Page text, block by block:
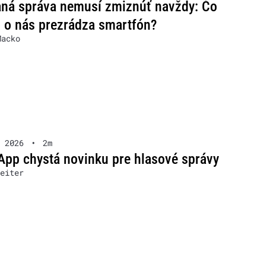
správa nemusí zmiznúť navždy: Čo
o nás prezrádza smartfón?
• 2m
chystá novinku pre hlasové správy